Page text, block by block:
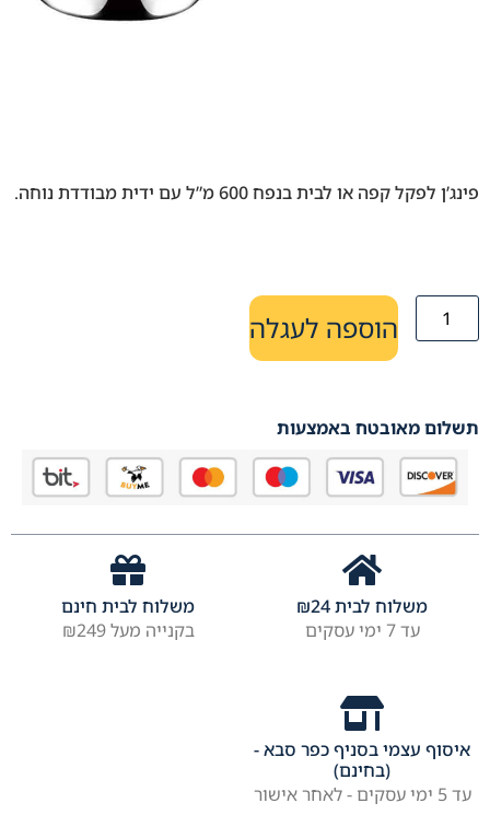
פינג’ן לפקל קפה או לבית בנפח 600 מ”ל עם ידית מבודדת נוחה.
הוספה לעגלה
תשלום מאובטח באמצעות
משלוח לבית ₪24
עד 7 ימי עסקים
משלוח לבית חינם
בקנייה מעל ₪249
איסוף עצמי בסניף כפר סבא -
(בחינם)
עד 5 ימי עסקים - לאחר אישור